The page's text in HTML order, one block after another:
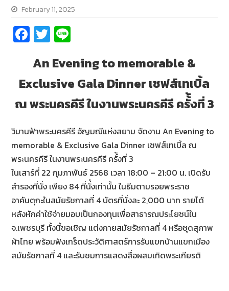
February 11, 2025
Fa
ce
b
o
o
k
T
wi
tt
er
e
An Evening to memorable &
Exclusive Gala Dinner เชฟส์เทเบิ้ล
ณ พระนครคีรี ในงานพระนครคีรี ครั้้งที่ 3
วิมานฟ้าพระนครคีรี อัญมณีแห่งสยาม จัดงาน An Evening to
memorable & Exclusive Gala Dinner เชฟส์เทเบิ้ล ณ
พระนครคีรี ในงานพระนครคีรี ครั้้งที่ 3
ในเสาร์ที่ 22 กุมภาพันธ์ 2568 เวลา 18:00 – 21:00 น. เปิดรับ
สำรองที่นั่ง เพียง 84 ที่นั่่งเท่านั้น ในธีมตามรอยพระราช
อาคันตุกะในสมัยรัชกาลที่ 4 บัตรที่นั่งละ 2,000 บาท รายได้
หลังหักค่าใช้จ่ายมอบเป็นกองทุนเพื่อสาธารณประโยชน์ใน
จ.เพชรบุรี ทั้งนี้ขอเชิญ แต่งกายสมัยรัชกาลที่ 4 หรือชุดสุภาพ
ผ้าไทย พร้อมฟังเกร็ดประวัติศาสตร์การรับแขกบ้านแขกเมือง
สมัยรัชกาลที่ 4 และรับชมการแสดงสื่อผสมเทิดพระเกียรติ